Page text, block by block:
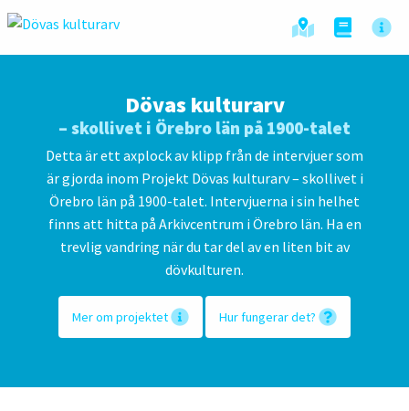
Dövas kulturarv
– skollivet i Örebro län på 1900-talet
Detta är ett axplock av klipp från de intervjuer som
är gjorda inom Projekt Dövas kulturarv – skollivet i
Örebro län på 1900-talet. Intervjuerna i sin helhet
finns att hitta på Arkivcentrum i Örebro län. Ha en
trevlig vandring när du tar del av en liten bit av
dövkulturen.
Mer om projektet Hur fungerar det?